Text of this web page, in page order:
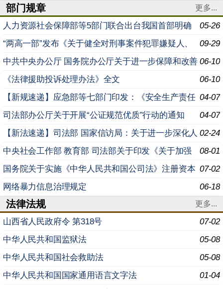
委非公有制经济组织和社会组织工委会“全市两新组织优秀
部门规章 更多...
05-26
人力资源社会保障部等5部门联合出台我国首部明确
超龄劳动者权益的专门规章 日前，人力资源社会保障部会
同
09-29
“两高一部”发布《关于健全对刑事案件犯罪嫌疑人、
被告人身份审查工作机制的意见》 为准确、及时查明案件
06-10
中共中央办公厅 国务院办公厅关于进一步保障和改善
民生 着力解决群众急难愁盼的意见
06-10
《法律援助投诉处理办法》全文
04-07
【新规速递】应急部等七部门印发：《安全生产责任
保险实施办法》
04-07
司法部办公厅关于开展“公证规范优质”行动的通知
02-24
【新法速递】司法部 国家信访局：关于进一步深化人
民调解参与信访工作对接推进信访工作法治化的意见
08-01
中央社会工作部 教育部 司法部关于印发《关于加强
高校法律援助志愿服务工作的意见》的通知
07-02
国务院关于实施《中华人民共和国公司法》注册资本
登记管理制度的规定
06-18
网络暴力信息治理规定
法律法规 更多...
07-02
山西省人民政府令 ​第318号
05-08
中华人民共和国监狱法
05-08
中华人民共和国社会救助法
01-04
中华人民共和国国家通用语言文字法